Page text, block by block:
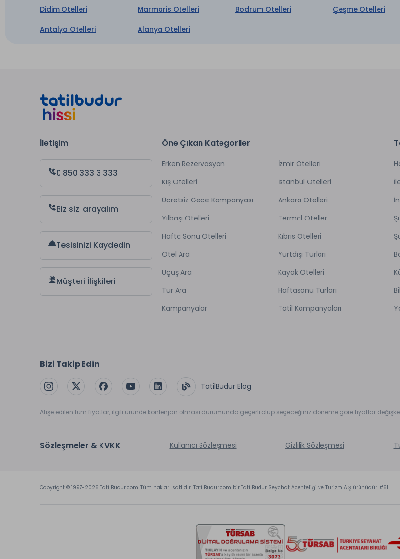
Didim Otelleri Marmaris Otelleri Bodrum Otelleri Çeşme Otelleri
Antalya Otelleri Alanya Otelleri
İletişim
0 850 333 3 333
Biz sizi arayalım
Tesisinizi Kaydedin
Müşteri İlişkileri
Öne Çıkan Kategoriler
Erken Rezervasyon
Kış Otelleri
Ücretsiz Gece Kampanyası
Yılbaşı Otelleri
Hafta Sonu Otelleri
Otel Ara
Uçuş Ara
Tur Ara
Kampanyalar
İzmir Otelleri
İstanbul Otelleri
Ankara Otelleri
Termal Oteller
Kıbrıs Otelleri
Yurtdışı Turları
Kayak Otelleri
Haftasonu Turları
Tatil Kampanyaları
Bizi Takip Edin
TatilBudur Blog
Afişe edilen tüm fiyatlar, ilgili üründe kontenjan olması durumunda geçerli olup seçeceğiniz döneme göre fiyatlar
Sözleşmeler & KVKK Kullanıcı Sözleşmesi Gizlilik Sözleşmesi
Copyright © 1997-2026 TatilBudur.com. Tüm hakları saklıdır. TatilBudur.com bir TatilBudur Seyahat Acenteliği ve Turizm A.Ş ürünüdür. #61